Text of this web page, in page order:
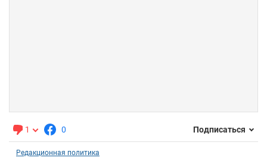
1 0 Подписаться
Редакционная политика